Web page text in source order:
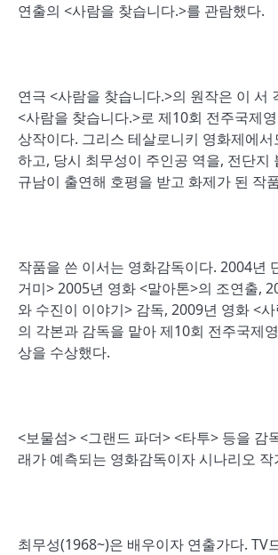
연출의 <사람을 찾습니다.>를 관람했다.
연극 <사람을 찾습니다.>의 원작은 이 서
<사람을 찾습니다.>로 제10회 전주국제
상작이다. 그리스 테살로니키 영화제에
하고, 당시 최무성이 주인공 역을, 전단지
규남이 출연해 호평을 받고 화제가 된 작
작품을 쓴 이서는 영화감독이다. 2004년
거미> 2005년 영화 <말아톤>의 조연출,
와 수진이 이야기> 감독, 2009년 영화 <
의 각본과 감독을 맡아 제10회 전주국제
상을 수상했다.
<보물섬> <그랜드 파더> <타투> 등을 감
래가 예측되는 영화감독이자 시나리오 작
최무성(1968~)은 배우이자 연출가다. TV